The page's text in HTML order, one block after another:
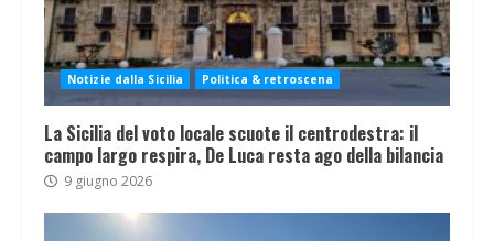
Notizie dalla Sicilia Politica & retroscena
La Sicilia del voto locale scuote il centrodestra: il
campo largo respira, De Luca resta ago della bilancia
9 giugno 2026